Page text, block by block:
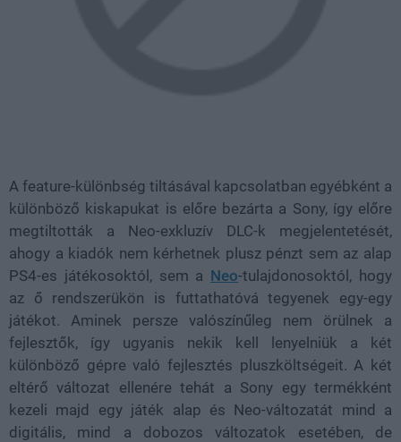
A feature-különbség tiltásával kapcsolatban egyébként a
különböző kiskapukat is előre bezárta a Sony, így előre
megtiltották a Neo-exkluzív DLC-k megjelentetését,
ahogy a kiadók nem kérhetnek plusz pénzt sem az alap
PS4-es játékosoktól, sem a Neo-tulajdonosoktól, hogy
az ő rendszerükön is futtathatóvá tegyenek egy-egy
játékot. Aminek persze valószínűleg nem örülnek a
fejlesztők, így ugyanis nekik kell lenyelniük a két
különböző gépre való fejlesztés pluszköltségeit. A két
eltérő változat ellenére tehát a Sony egy termékként
kezeli majd egy játék alap és Neo-változatát mind a
digitális, mind a dobozos változatok esetében, de